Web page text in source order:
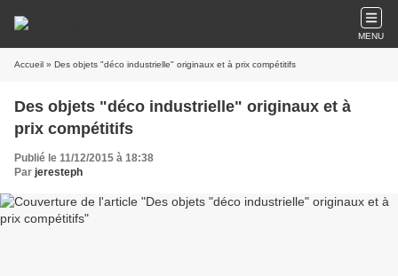
MENU
Accueil » Des objets "déco industrielle" originaux et à prix compétitifs
Des objets "déco industrielle" originaux et à
prix compétitifs
Publié le 11/12/2015 à 18:38
Par jeresteph